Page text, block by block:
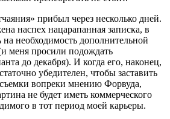
прибыл через несколько дней.
наспех нацарапанная записка, в
на необходимость дополнительной
меня просили подождать
до декабря). И когда его, наконец,
убедителен, чтобы заставить
съемки вопреки мнению Форвуда,
не будет иметь коммерческого
в тот период моей карьеры.